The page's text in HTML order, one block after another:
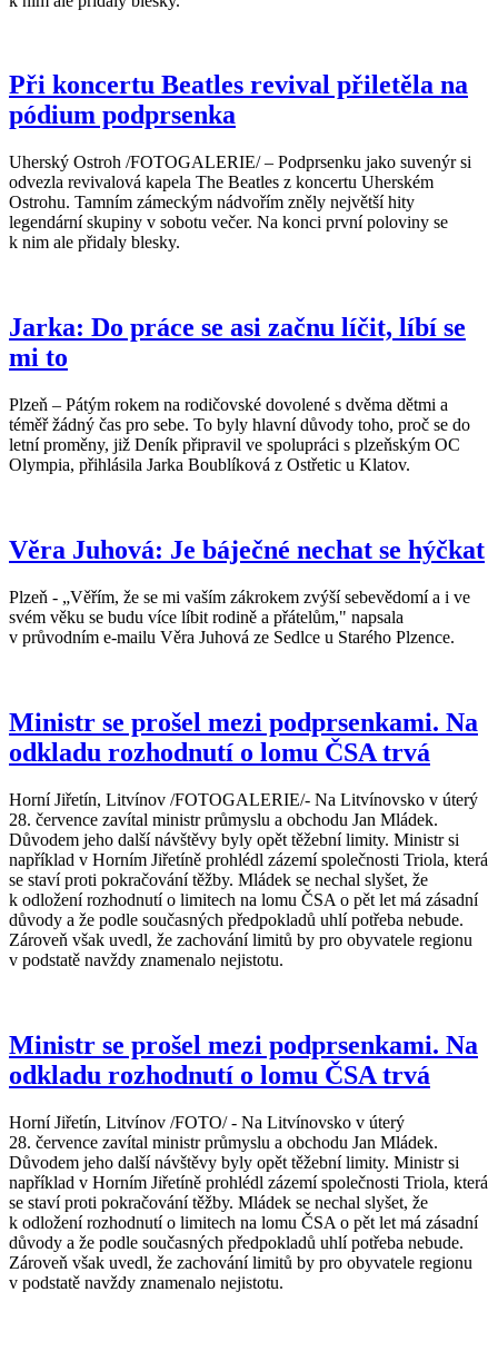
Při koncertu Beatles revival přiletěla na
pódium podprsenka
Uherský Ostroh /FOTOGALERIE/ – Podprsenku jako suvenýr si
odvezla revivalová kapela The Beatles z koncertu Uherském
Ostrohu. Tamním zámeckým nádvořím zněly největší hity
legendární skupiny v sobotu večer. Na konci první poloviny se
k nim ale přidaly blesky.
Jarka: Do práce se asi začnu líčit, líbí se
mi to
Plzeň – Pátým rokem na rodičovské dovolené s dvěma dětmi a
téměř žádný čas pro sebe. To byly hlavní důvody toho, proč se do
letní proměny, již Deník připravil ve spolupráci s plzeňským OC
Olympia, přihlásila Jarka Boublíková z Ostřetic u Klatov.
Věra Juhová: Je báječné nechat se hýčkat
Plzeň - „Věřím, že se mi vaším zákrokem zvýší sebevědomí a i ve
svém věku se budu více líbit rodině a přátelům," napsala
v průvodním e-mailu Věra Juhová ze Sedlce u Starého Plzence.
Ministr se prošel mezi podprsenkami. Na
odkladu rozhodnutí o lomu ČSA trvá
Horní Jiřetín, Litvínov /FOTOGALERIE/- Na Litvínovsko v úterý
28. července zavítal ministr průmyslu a obchodu Jan Mládek.
Důvodem jeho další návštěvy byly opět těžební limity. Ministr si
například v Horním Jiřetíně prohlédl zázemí společnosti Triola, která
se staví proti pokračování těžby. Mládek se nechal slyšet, že
k odložení rozhodnutí o limitech na lomu ČSA o pět let má zásadní
důvody a že podle současných předpokladů uhlí potřeba nebude.
Zároveň však uvedl, že zachování limitů by pro obyvatele regionu
v podstatě navždy znamenalo nejistotu.
Ministr se prošel mezi podprsenkami. Na
odkladu rozhodnutí o lomu ČSA trvá
Horní Jiřetín, Litvínov /FOTO/ - Na Litvínovsko v úterý
28. července zavítal ministr průmyslu a obchodu Jan Mládek.
Důvodem jeho další návštěvy byly opět těžební limity. Ministr si
například v Horním Jiřetíně prohlédl zázemí společnosti Triola, která
se staví proti pokračování těžby. Mládek se nechal slyšet, že
k odložení rozhodnutí o limitech na lomu ČSA o pět let má zásadní
důvody a že podle současných předpokladů uhlí potřeba nebude.
Zároveň však uvedl, že zachování limitů by pro obyvatele regionu
v podstatě navždy znamenalo nejistotu.